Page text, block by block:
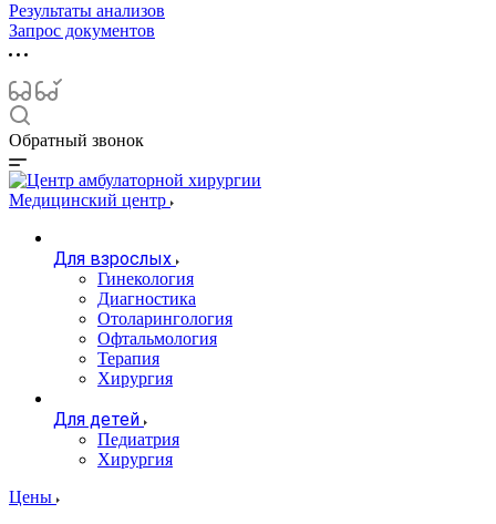
Результаты анализов
Запрос документов
Обратный звонок
Медицинский центр
Для взрослых
Гинекология
Диагностика
Отоларингология
Офтальмология
Терапия
Хирургия
Для детей
Педиатрия
Хирургия
Цены